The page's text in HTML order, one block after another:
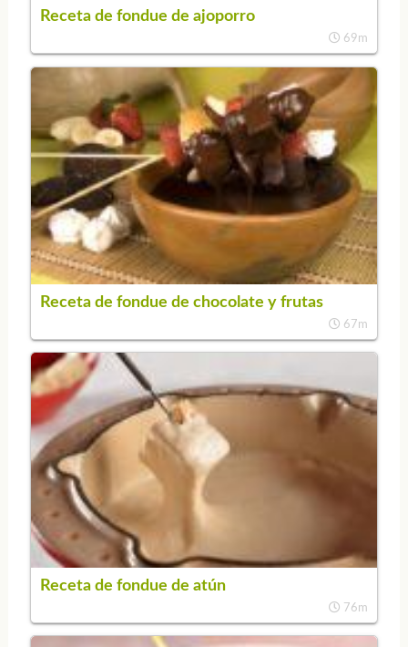
Receta de fondue de ajoporro
69m
Receta de fondue de chocolate y frutas
67m
Receta de fondue de atún
76m